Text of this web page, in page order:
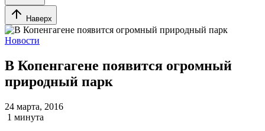
Наверх
Новости
В Копенгагене появится огромный
природный парк
24 марта, 2016
1 минута